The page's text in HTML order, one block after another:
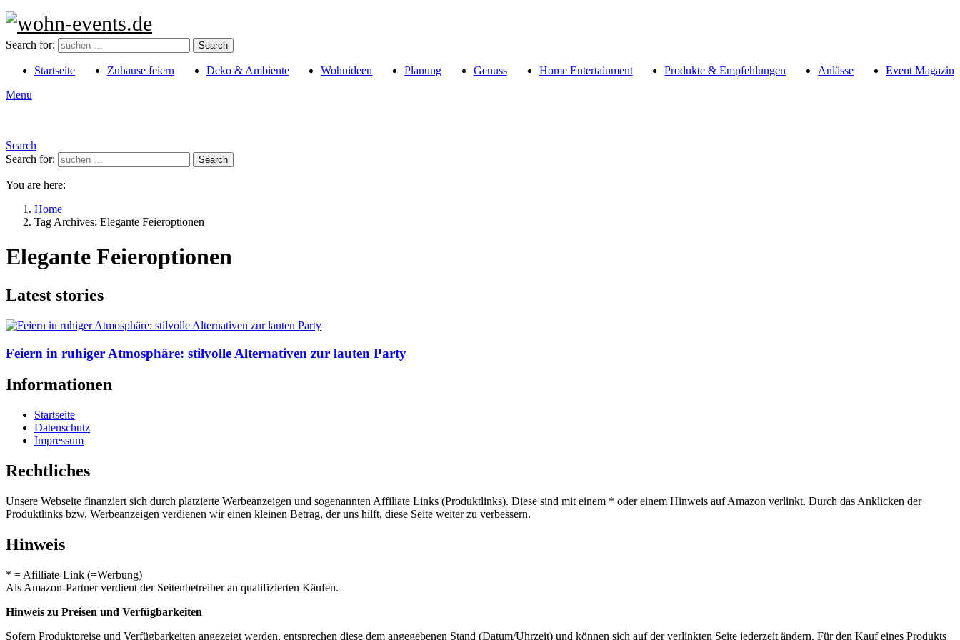
Search for: Search
Startseite Zuhause feiern Deko & Ambiente Wohnideen Planung Genuss Home Entertainment Produkte & Empfehlungen Anlässe
Event Magazin
Menu
Search
Search for:
Search
You are here:
Home
Tag Archives: Elegante Feieroptionen
Elegante Feieroptionen
Latest stories
Feiern in ruhiger Atmosphäre: stilvolle Alternativen zur lauten Party
Informationen
Startseite
Datenschutz
Impressum
Rechtliches
Unsere Webseite finanziert sich durch platzierte Werbeanzeigen und sogenannten Affiliate Links (Produktlinks). Diese sind mit einem * oder einem Hinweis auf Amazon verlinkt. Durch das Anklicken der
Produktlinks bzw. Werbeanzeigen verdienen wir einen kleinen Betrag, der uns hilft, diese Seite weiter zu verbessern.
Hinweis
* = Afilliate-Link (=Werbung)
Als Amazon-Partner verdient der Seitenbetreiber an qualifizierten Käufen.
Hinweis zu Preisen und Verfügbarkeiten
Sofern Produktpreise und Verfügbarkeiten angezeigt werden, entsprechen diese dem angegebenen Stand (Datum/Uhrzeit) und können sich auf der verlinkten Seite jederzeit ändern. Für den Kauf eines Produkts